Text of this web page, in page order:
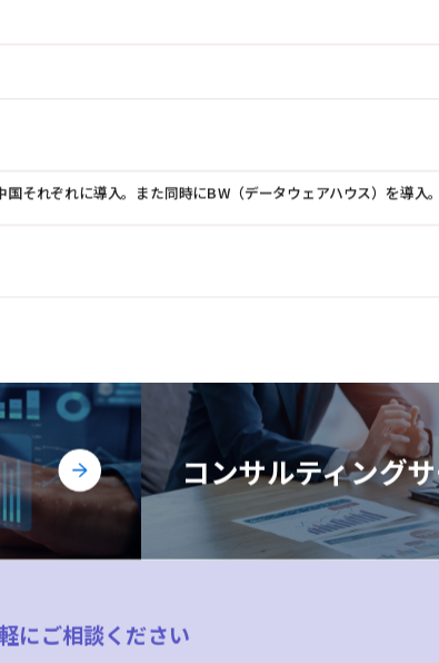
それぞれに導入。また同時にBW（データウェアハウス）を導入。
コンサルティング
にご相談ください